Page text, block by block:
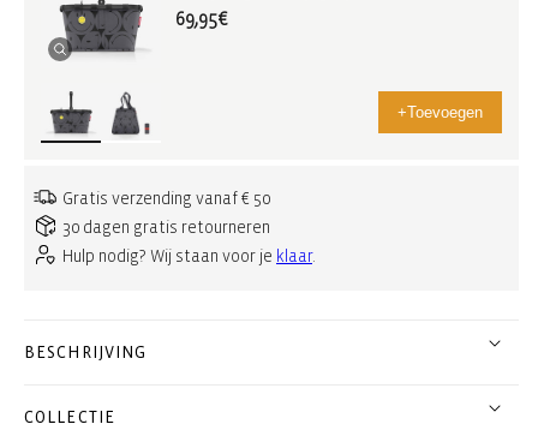
69,95€
+Toevoegen
Gratis verzending vanaf € 50
30 dagen gratis retourneren
Hulp nodig? Wij staan voor je klaar.
BESCHRIJVING
COLLECTIE